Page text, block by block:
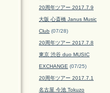
20周年ツアー 2017.7.9
大阪 心斎橋 Janus Music
Club (07/28)
20周年ツアー 2017.7.8
東京 渋谷 duo MUSIC
EXCHANGE (07/25)
20周年ツアー 2017.7.1
名古屋 今池 Tokuzo